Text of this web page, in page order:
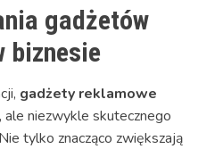
gadżetów
biznesie
gadżety reklamowe
ale niezwykle skutecznego
tylko znacząco zwiększają